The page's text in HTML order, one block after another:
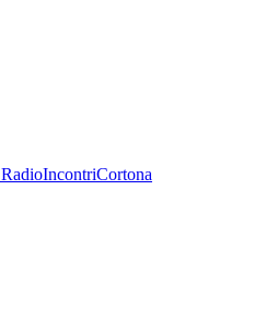
RadioIncontriCortona